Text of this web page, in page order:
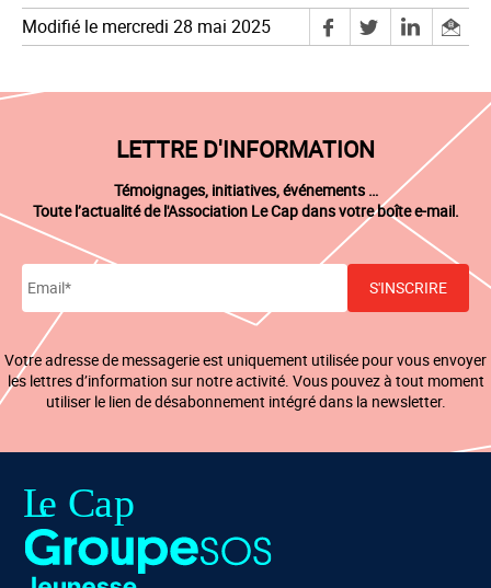
Modifié le mercredi 28 mai 2025
LETTRE D'INFORMATION
Témoignages, initiatives, événements …
Toute l’actualité de l'Association Le Cap dans votre boîte e-mail.
Votre adresse de messagerie est uniquement utilisée pour vous envoyer
les lettres d’information sur notre activité. Vous pouvez à tout moment
utiliser le lien de désabonnement intégré dans la newsletter.